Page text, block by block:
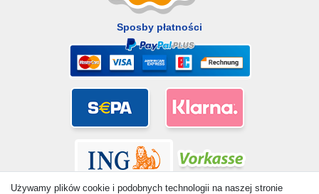
Sposby płatności
Używamy plików cookie i podobnych technologii na naszej stronie